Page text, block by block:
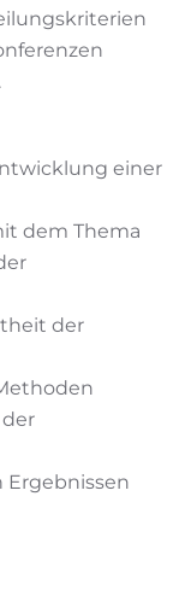
einer
dem Thema
der
Ergebnissen